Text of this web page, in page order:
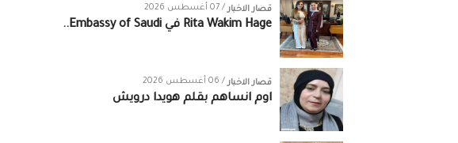
قصار الاخبار / 07 أغسطس 2026
قصار الاخبار / 06 أغسطس 2026
اوم انساهم بقلم هويدا درويش